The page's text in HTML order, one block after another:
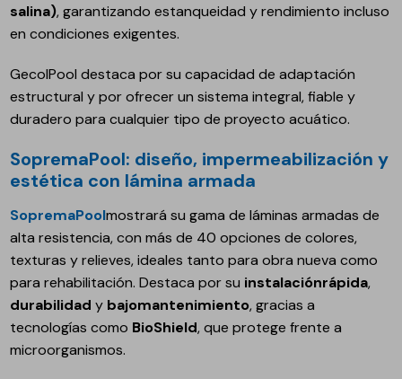
salina), garantizando estanqueidad y rendimiento incluso
en condiciones exigentes.
GecolPool destaca por su capacidad de adaptación
estructural y por ofrecer un sistema integral, fiable y
duradero para cualquier tipo de proyecto acuático.
SopremaPool: diseño, impermeabilización y
estética con lámina armada
SopremaPoolmostrará su gama de láminas armadas de
alta resistencia, con más de 40 opciones de colores,
texturas y relieves, ideales tanto para obra nueva como
para rehabilitación. Destaca por su instalaciónrápida,
durabilidad y bajomantenimiento, gracias a
tecnologías como BioShield, que protege frente a
microorganismos.